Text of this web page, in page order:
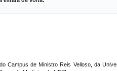
Campus de Ministro Reis Velloso, da